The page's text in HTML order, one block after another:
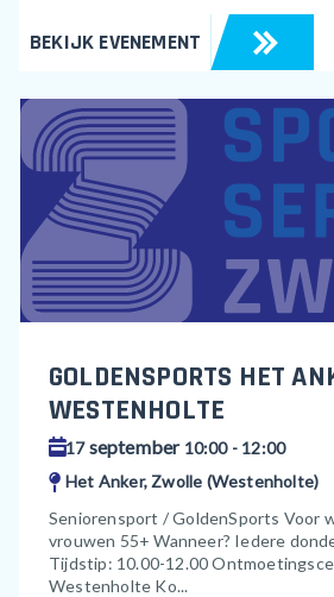
BEKIJK EVENEMENT
GOLDENSPORTS HET
WESTENHOLTE
17september10:00 - 12:00
Het Anker, Zwolle (Westenholte)
Seniorensport / GoldenSports Voor
vrouwen 55+ Wanneer? Iedere
Tijdstip: 10.00-12.00
Westenholte Ko...